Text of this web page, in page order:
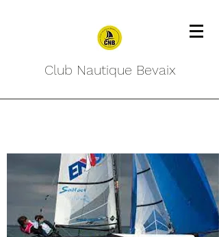
Club Nautique Bevaix